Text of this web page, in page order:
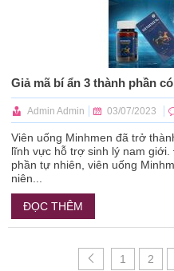
Giả mã bí ẩn 3 thành phần
Admin Admin 03/07/2023
Viên uống Minhmen đã trở
lĩnh vực hỗ trợ sinh lý nam
phần tự nhiên, viên uống
niên...
ĐỌC THÊM
1 2